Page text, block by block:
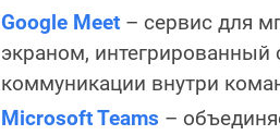
Google Meet – сервис для
экраном,
коммуникации внутри
Microsoft Teams –